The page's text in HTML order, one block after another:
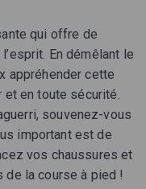
qui offre de
En démêlant le
appréhender cette
en toute sécurité.
souvenez-vous
important est de
vos chaussures et
la course à pied !